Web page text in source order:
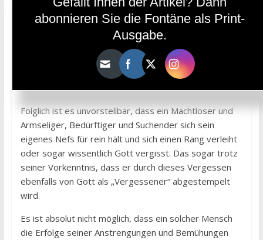
ich bin arm und abhängig, du bist reich und unabhängig;
ich bin bedürftig und in Not, du bist der Allbarmherzige;
ich bin verloren und auf der Suche, du bist das einzige
Ziel und der einzige Zweck, der überall gesucht und
von allem gefragt wird.“
Folglich ist es unvorstellbar, dass ein Machtloser und
Armseliger, Bedürftiger und Suchender sich sein
eigenes Nefs für rein hält und sich einen Rang verleiht
oder sogar wissentlich Gott vergisst. Das sogar trotz
seiner Vorkenntnis, dass er durch dieses Vergessen
ebenfalls von Gott als „Vergessener“ abgestempelt
wird.
Es ist absolut nicht möglich, dass ein solcher Mensch
die Erfolge seiner Anstrengungen und Bemühungen
abonnieren Sie die Fontäne als Print-
Ausgabe.